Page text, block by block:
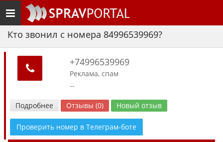
Toggle
navigation
Кто звонил с номера 84996539969?
+74996539969
Реклама, спам
--
Подробнее Отзывы (0) Новый отзыв
Проверить номер в Телеграм-боте